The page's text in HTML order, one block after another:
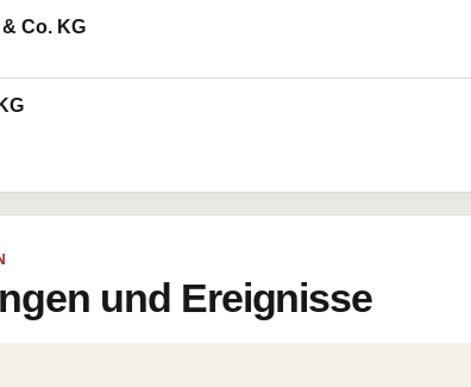
Co. KG
und Ereignisse